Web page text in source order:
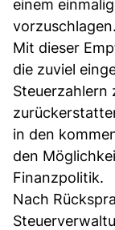
einem
vorzuschlagen.
Mit dieser
die zuviel
Steuerzahlern
in den
den
Finanzpolitik.
Nach